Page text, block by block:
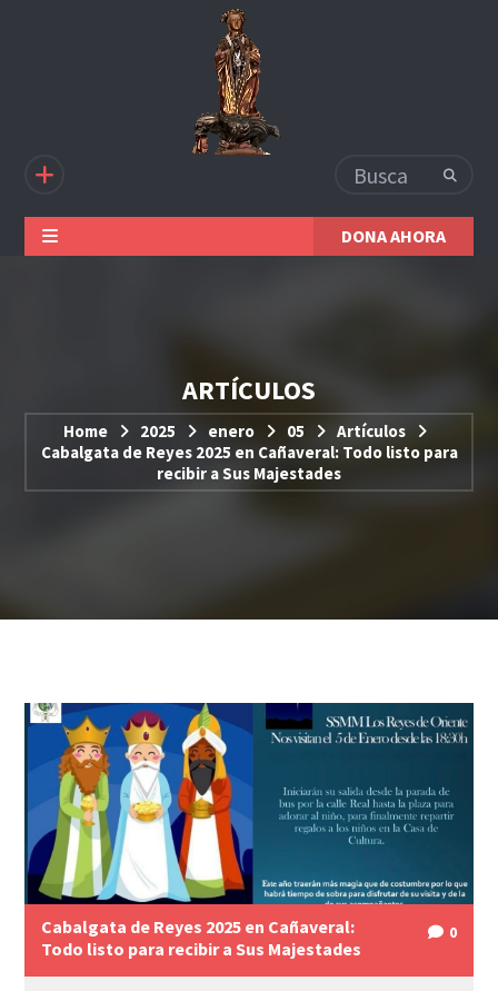
DONA AHORA
ARTÍCULOS
Home 2025 enero 05
Artículos
Cabalgata de Reyes 2025 en Cañaveral: Todo listo para
recibir a Sus Majestades
Cabalgata de Reyes 2025 en Cañaveral:
Todo listo para recibir a Sus Majestades
0